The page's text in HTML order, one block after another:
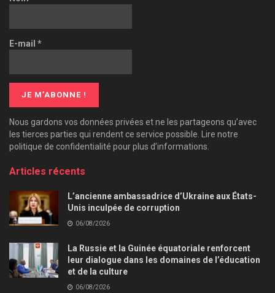
E-mail *
Nous gardons vos données privées et ne les partageons qu’avec
les tierces parties qui rendent ce service possible. Lire notre
politique de confidentialité pour plus d’informations.
Articles récents
L’ancienne ambassadrice d’Ukraine aux États-
Unis inculpée de corruption
06/08/2026
La Russie et la Guinée équatoriale renforcent
leur dialogue dans les domaines de l’éducation
et de la culture
06/08/2026